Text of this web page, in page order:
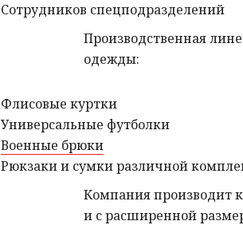
Сотрудников спецподразделений
Производственная
одежды:
Флисовые куртки
Универсальные футболки
Военные брюки
Рюкзаки и сумки различной
Компания производит
и с расширенной